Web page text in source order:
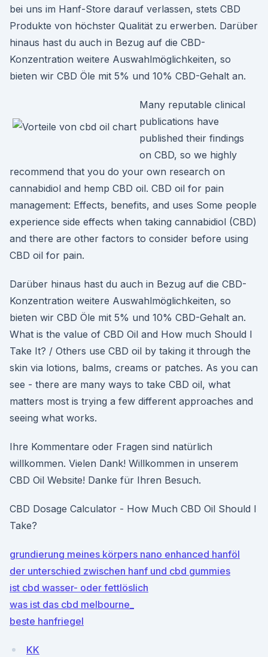
bei uns im Hanf-Store darauf verlassen, stets CBD
Produkte von höchster Qualität zu erwerben. Darüber
hinaus hast du auch in Bezug auf die CBD-
Konzentration weitere Auswahlmöglichkeiten, so
bieten wir CBD Öle mit 5% und 10% CBD-Gehalt an.
Many reputable clinical
publications have
published their findings
on CBD, so we highly
recommend that you do your own research on
cannabidiol and hemp CBD oil. CBD oil for pain
management: Effects, benefits, and uses Some people
experience side effects when taking cannabidiol (CBD)
and there are other factors to consider before using
CBD oil for pain.
Darüber hinaus hast du auch in Bezug auf die CBD-
Konzentration weitere Auswahlmöglichkeiten, so
bieten wir CBD Öle mit 5% und 10% CBD-Gehalt an.
What is the value of CBD Oil and How much Should I
Take It? / Others use CBD oil by taking it through the
skin via lotions, balms, creams or patches. As you can
see - there are many ways to take CBD oil, what
matters most is trying a few different approaches and
seeing what works.
Ihre Kommentare oder Fragen sind natürlich
willkommen. Vielen Dank! Willkommen in unserem
CBD Oil Website! Danke für Ihren Besuch.
CBD Dosage Calculator - How Much CBD Oil Should I
Take?
grundierung meines körpers nano enhanced hanföl
der unterschied zwischen hanf und cbd gummies
ist cbd wasser- oder fettlöslich
was ist das cbd melbourne_
beste hanfriegel
KK